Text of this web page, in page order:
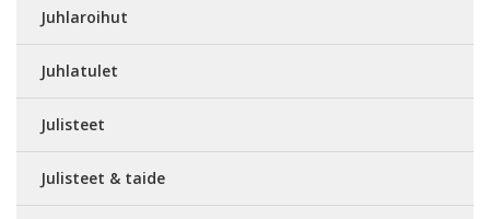
Juhlaroihut
Juhlatulet
Julisteet
Julisteet & taide